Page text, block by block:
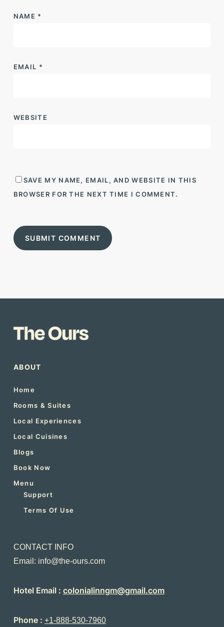
NAME *
EMAIL *
WEBSITE
SAVE MY NAME, EMAIL, AND WEBSITE IN THIS
BROWSER FOR THE NEXT TIME I COMMENT.
ABOUT
Home
Rooms & Suites
Local Experiences
Local Cuisines
Blogs
Book Now
Menu
Support
Terms Of Use
CONTACT INFO
Email: info@the-ours.com
Hotel Email : colonialinngm@gmail.com
Phone : +1-888-530-7960